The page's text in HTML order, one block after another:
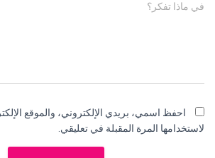
في ماذا تفكر؟
احفظ اسمي، بريدي الإلكتروني، والموقع
لاستخدامها المرة المقبلة في تعليقي.